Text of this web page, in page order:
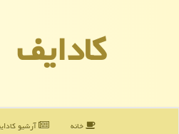
كادایف
خانه آرشیو